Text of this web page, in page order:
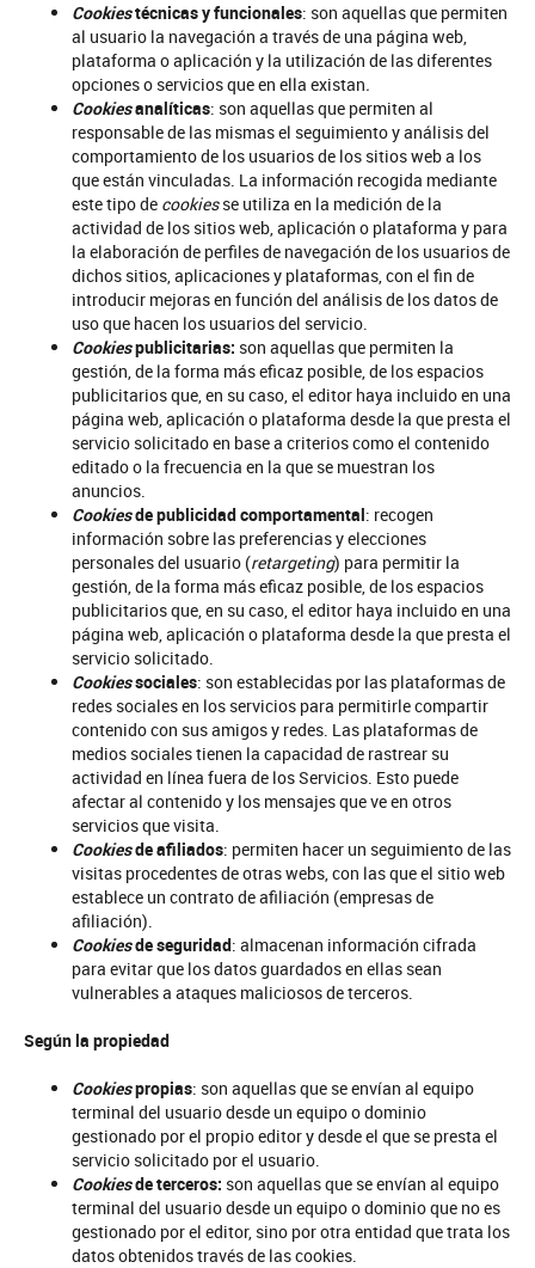
Cookiestécnicas y funcionales: son aquellas que permiten
al usuario la navegación a través de una página web,
plataforma o aplicación y la utilización de las diferentes
opciones o servicios que en ella existan.
Cookiesanalíticas: son aquellas que permiten al
responsable de las mismas el seguimiento y análisis del
comportamiento de los usuarios de los sitios web a los
que están vinculadas. La información recogida mediante
este tipo de cookiesse utiliza en la medición de la
actividad de los sitios web, aplicación o plataforma y para
la elaboración de perfiles de navegación de los usuarios de
dichos sitios, aplicaciones y plataformas, con el fin de
introducir mejoras en función del análisis de los datos de
uso que hacen los usuarios del servicio.
Cookiespublicitarias: son aquellas que permiten la
gestión, de la forma más eficaz posible, de los espacios
publicitarios que, en su caso, el editor haya incluido en una
página web, aplicación o plataforma desde la que presta el
servicio solicitado en base a criterios como el contenido
editado o la frecuencia en la que se muestran los
anuncios.
Cookiesde publicidad comportamental: recogen
información sobre las preferencias y elecciones
personales del usuario (retargeting) para permitir la
gestión, de la forma más eficaz posible, de los espacios
publicitarios que, en su caso, el editor haya incluido en una
página web, aplicación o plataforma desde la que presta el
servicio solicitado.
Cookiessociales: son establecidas por las plataformas de
redes sociales en los servicios para permitirle compartir
contenido con sus amigos y redes. Las plataformas de
medios sociales tienen la capacidad de rastrear su
actividad en línea fuera de los Servicios. Esto puede
afectar al contenido y los mensajes que ve en otros
servicios que visita.
Cookiesde afiliados: permiten hacer un seguimiento de las
visitas procedentes de otras webs, con las que el sitio web
establece un contrato de afiliación (empresas de
afiliación).
Cookiesde seguridad: almacenan información cifrada
para evitar que los datos guardados en ellas sean
vulnerables a ataques maliciosos de terceros.
Según la propiedad
Cookiespropias: son aquellas que se envían al equipo
terminal del usuario desde un equipo o dominio
gestionado por el propio editor y desde el que se presta el
servicio solicitado por el usuario.
Cookiesde terceros: son aquellas que se envían al equipo
terminal del usuario desde un equipo o dominio que no es
gestionado por el editor, sino por otra entidad que trata los
datos obtenidos través de las cookies.